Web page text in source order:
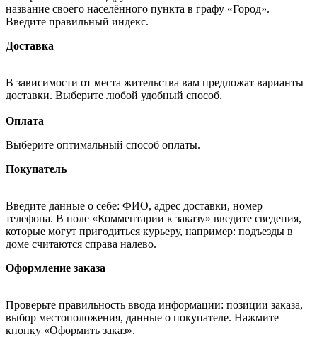
название своего населённого пункта в графу «Город».
Введите правильный индекс.
Доставка
В зависимости от места жительства вам предложат варианты
доставки. Выберите любой удобный способ.
Оплата
Выберите оптимальный способ оплаты.
Покупатель
Введите данные о себе: ФИО, адрес доставки, номер
телефона. В поле «Комментарии к заказу» введите сведения,
которые могут пригодиться курьеру, например: подъезды в
доме считаются справа налево.
Оформление заказа
Проверьте правильность ввода информации: позиции заказа,
выбор местоположения, данные о покупателе. Нажмите
кнопку «Оформить заказ».